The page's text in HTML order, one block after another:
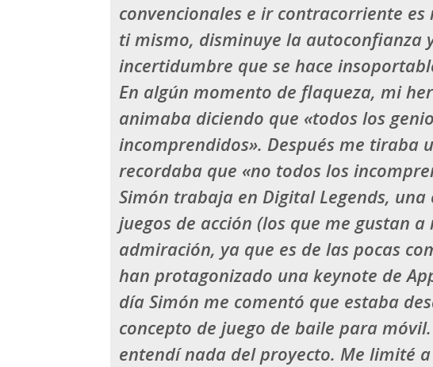
convencionales e ir contracorriente
ti mismo, disminuye la autoconfianza
incertidumbre que se hace
En algún momento de flaqueza, mi
animaba diciendo que «todos los
incomprendidos». Después me tiraba
recordaba que «no todos los
Simón trabaja en Digital Legends,
juegos de acción (los que me gustan
admiración, ya que es de las pocas
han protagonizado unakeynote de
díaSimón me comentó que estaba
concepto de juego de baile para
entendí nada del proyecto. Me limité